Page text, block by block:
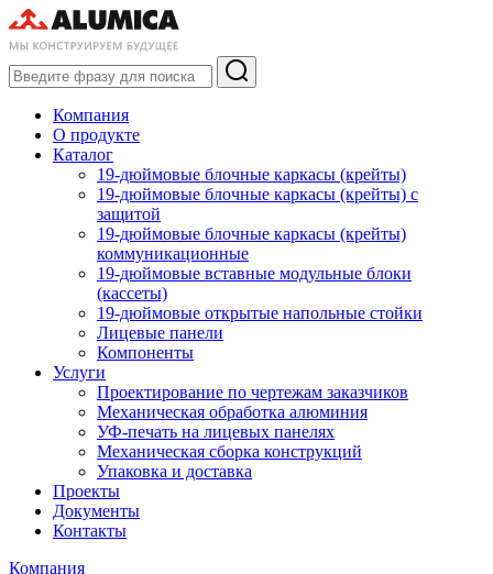
Компания
О продукте
Каталог
19-дюймовые блочные каркасы (крейты)
19-дюймовые блочные каркасы (крейты) с
защитой
19-дюймовые блочные каркасы (крейты)
коммуникационные
19-дюймовые вставные модульные блоки
(кассеты)
19-дюймовые открытые напольные стойки
Лицевые панели
Компоненты
Услуги
Проектирование по чертежам заказчиков
Механическая обработка алюминия
УФ-печать на лицевых панелях
Механическая сборка конструкций
Упаковка и доставка
Проекты
Документы
Контакты
Компания